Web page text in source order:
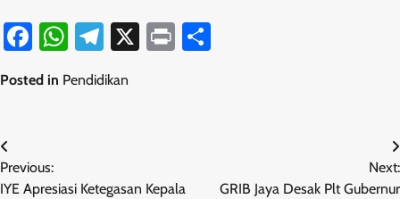
Facebook
WhatsApp
Telegram
X Print
Posted in Pendidikan
Navigasi
pos
Previous:
IYE Apresiasi Ketegasan Kepala
Next:
GRIB Jaya Desak Plt Gubernur